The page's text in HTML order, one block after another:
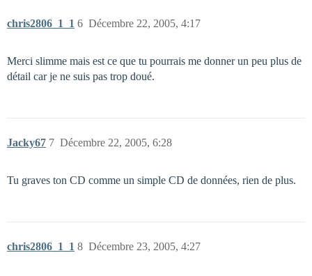
chris2806_1_1 Décembre 22, 2005, 4:17
6
Merci slimme mais est ce que tu pourrais me donner un peu plus de
détail car je ne suis pas trop doué.
Jacky67 Décembre 22, 2005, 6:28
7
Tu graves ton CD comme un simple CD de données, rien de plus.
chris2806_1_1 Décembre 23, 2005, 4:27
8